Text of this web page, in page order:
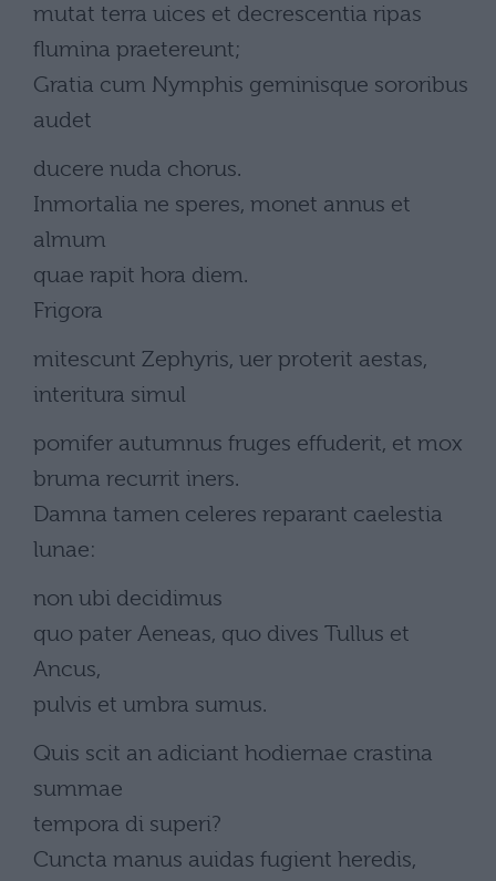
mutat terra uices et decrescentia ripas
flumina praetereunt;
Gratia cum Nymphis geminisque sororibus
audet
ducere nuda chorus.
Inmortalia ne speres, monet annus et
almum
quae rapit hora diem.
Frigora
mitescunt Zephyris, uer proterit aestas,
interitura simul
pomifer autumnus fruges effuderit, et mox
bruma recurrit iners.
Damna tamen celeres reparant caelestia
lunae:
non ubi decidimus
quo pater Aeneas, quo dives Tullus et
Ancus,
pulvis et umbra sumus.
Quis scit an adiciant hodiernae crastina
summae
tempora di superi?
Cuncta manus auidas fugient heredis,